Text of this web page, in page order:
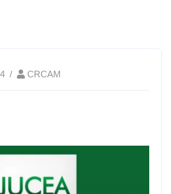
CRCAM